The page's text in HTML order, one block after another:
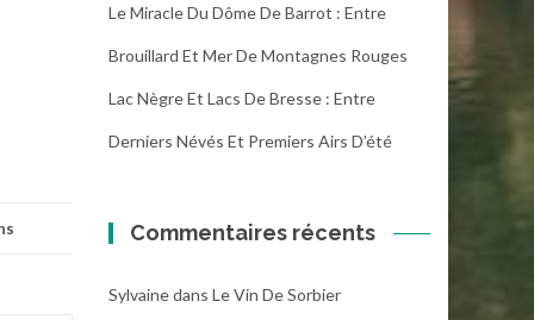
Le Miracle Du Dôme De Barrot : Entre
Brouillard Et Mer De Montagnes Rouges
Lac Nègre Et Lacs De Bresse : Entre
Derniers Névés Et Premiers Airs D’été
Commentaires récents
Sylvainedans Le Vin De Sorbier